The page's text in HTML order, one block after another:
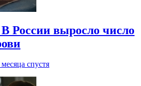
России выросло число
спустя